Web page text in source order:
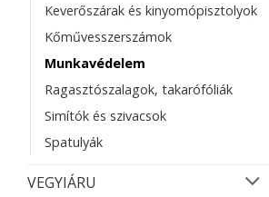
Keverőszárak és kinyomópisztolyok
Kőművesszerszámok
Munkavédelem
Ragasztószalagok, takarófóliák
Simítók és szivacsok
Spatulyák
VEGYIÁRU